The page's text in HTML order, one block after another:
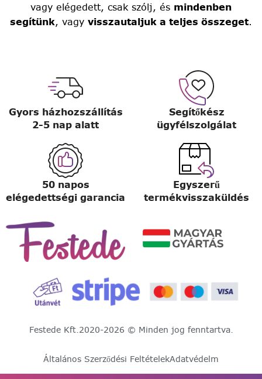
vagy elégedett, csak szólj, és mindenben
segítünk, vagy visszautaljuk a teljes összeget.
Gyors házhozszállítás
2-5 nap alatt
Segítőkész
ügyfélszolgálat
50 napos
elégedettségi garancia
Egyszerű
termékvisszaküldés
Festede Kft.2020-2026 © Minden jog fenntartva.
Általános Szerződési FeltételekAdatvédelm